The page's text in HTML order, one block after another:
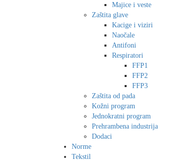
Majice i veste
Zaštita glave
Kacige i viziri
Naočale
Antifoni
Respiratori
FFP1
FFP2
FFP3
Zaštita od pada
Kožni program
Jednokratni program
Prehrambena industrija
Dodaci
Norme
Tekstil